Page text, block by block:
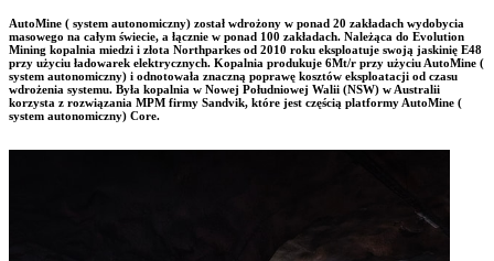
AutoMine ( system autonomiczny) został wdrożony w ponad 20 zakładach wydobycia
masowego na całym świecie, a łącznie w ponad 100 zakładach. Należąca do Evolution
Mining kopalnia miedzi i złota Northparkes od 2010 roku eksploatuje swoją jaskinię E48
przy użyciu ładowarek elektrycznych. Kopalnia produkuje 6Mt/r przy użyciu AutoMine (
system autonomiczny) i odnotowała znaczną poprawę kosztów eksploatacji od czasu
wdrożenia systemu. Była kopalnia w Nowej Południowej Walii (NSW) w Australii
korzysta z rozwiązania MPM firmy Sandvik, które jest częścią platformy AutoMine (
system autonomiczny) Core.